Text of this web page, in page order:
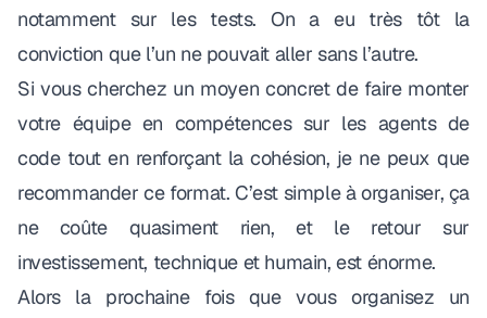
notamment sur les tests. On a eu très tôt la
conviction que l’un ne pouvait aller sans l’autre.
Si vous cherchez un moyen concret de faire monter
votre équipe en compétences sur les agents de
code tout en renforçant la cohésion, je ne peux que
recommander ce format. C’est simple à organiser, ça
ne coûte quasiment rien, et le retour sur
investissement, technique et humain, est énorme.
Alors la prochaine fois que vous organisez un